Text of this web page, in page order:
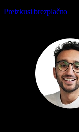
Preizkusi brezplačno